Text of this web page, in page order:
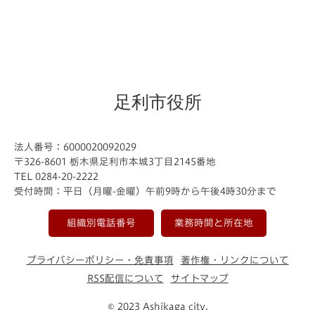
足利市役所
法人番号：6000020092029
〒326-8601 栃木県足利市本城3丁目2145番地
TEL 0284-20-2222
受付時間：平日（月曜-金曜）午前9時から午後4時30分まで
組織別電話番号 業務時間と所在地
プライバシーポリシー・免責事項
著作権・リンクについて
RSS配信について
サイトマップ
© 2023 Ashikaga city.